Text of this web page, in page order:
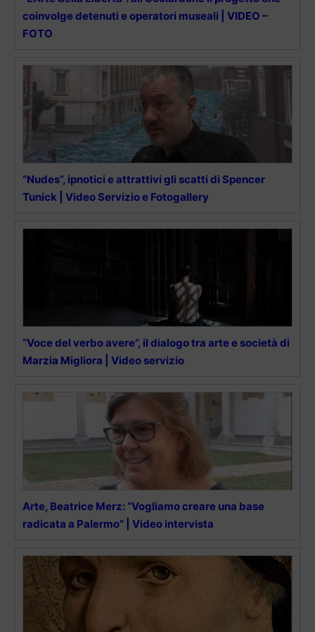
coinvolge detenuti e operatori museali | VIDEO –
FOTO
“Nudes”, ipnotici e attrattivi gli scatti di Spencer
Tunick | Video Servizio e Fotogallery
“Voce del verbo avere”, il dialogo tra arte e società di
Marzia Migliora | Video servizio
Arte, Beatrice Merz: “Vogliamo creare una base
radicata a Palermo” | Video intervista